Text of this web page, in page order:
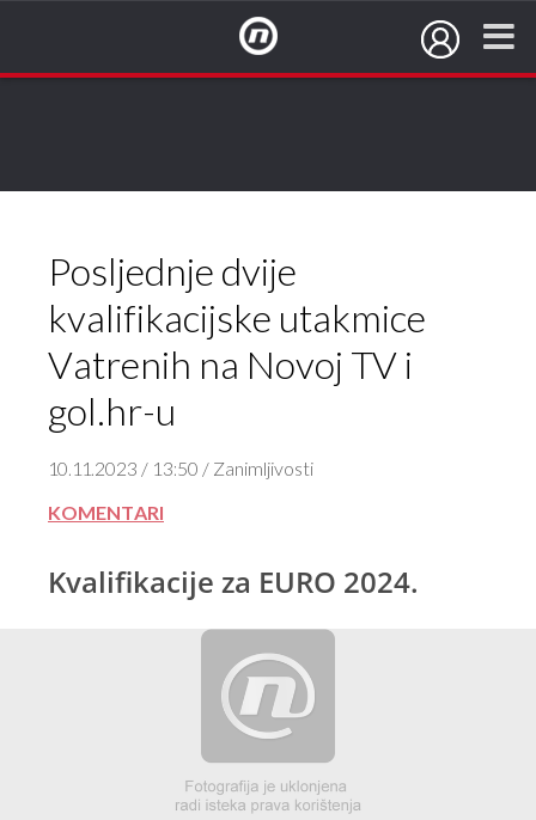
Posljednje dvije
kvalifikacijske utakmice
Vatrenih na Novoj TV i
gol.hr-u
10.11.2023 / 13:50 / Zanimljivosti
KOMENTARI
Kvalifikacije za EURO 2024.